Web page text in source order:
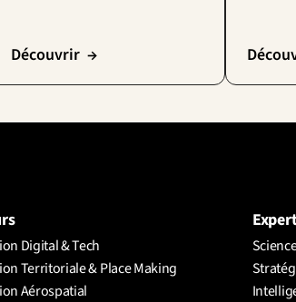
Découvrir  →
Digital & Tech
Territoriale & Place Making
Aérospatial